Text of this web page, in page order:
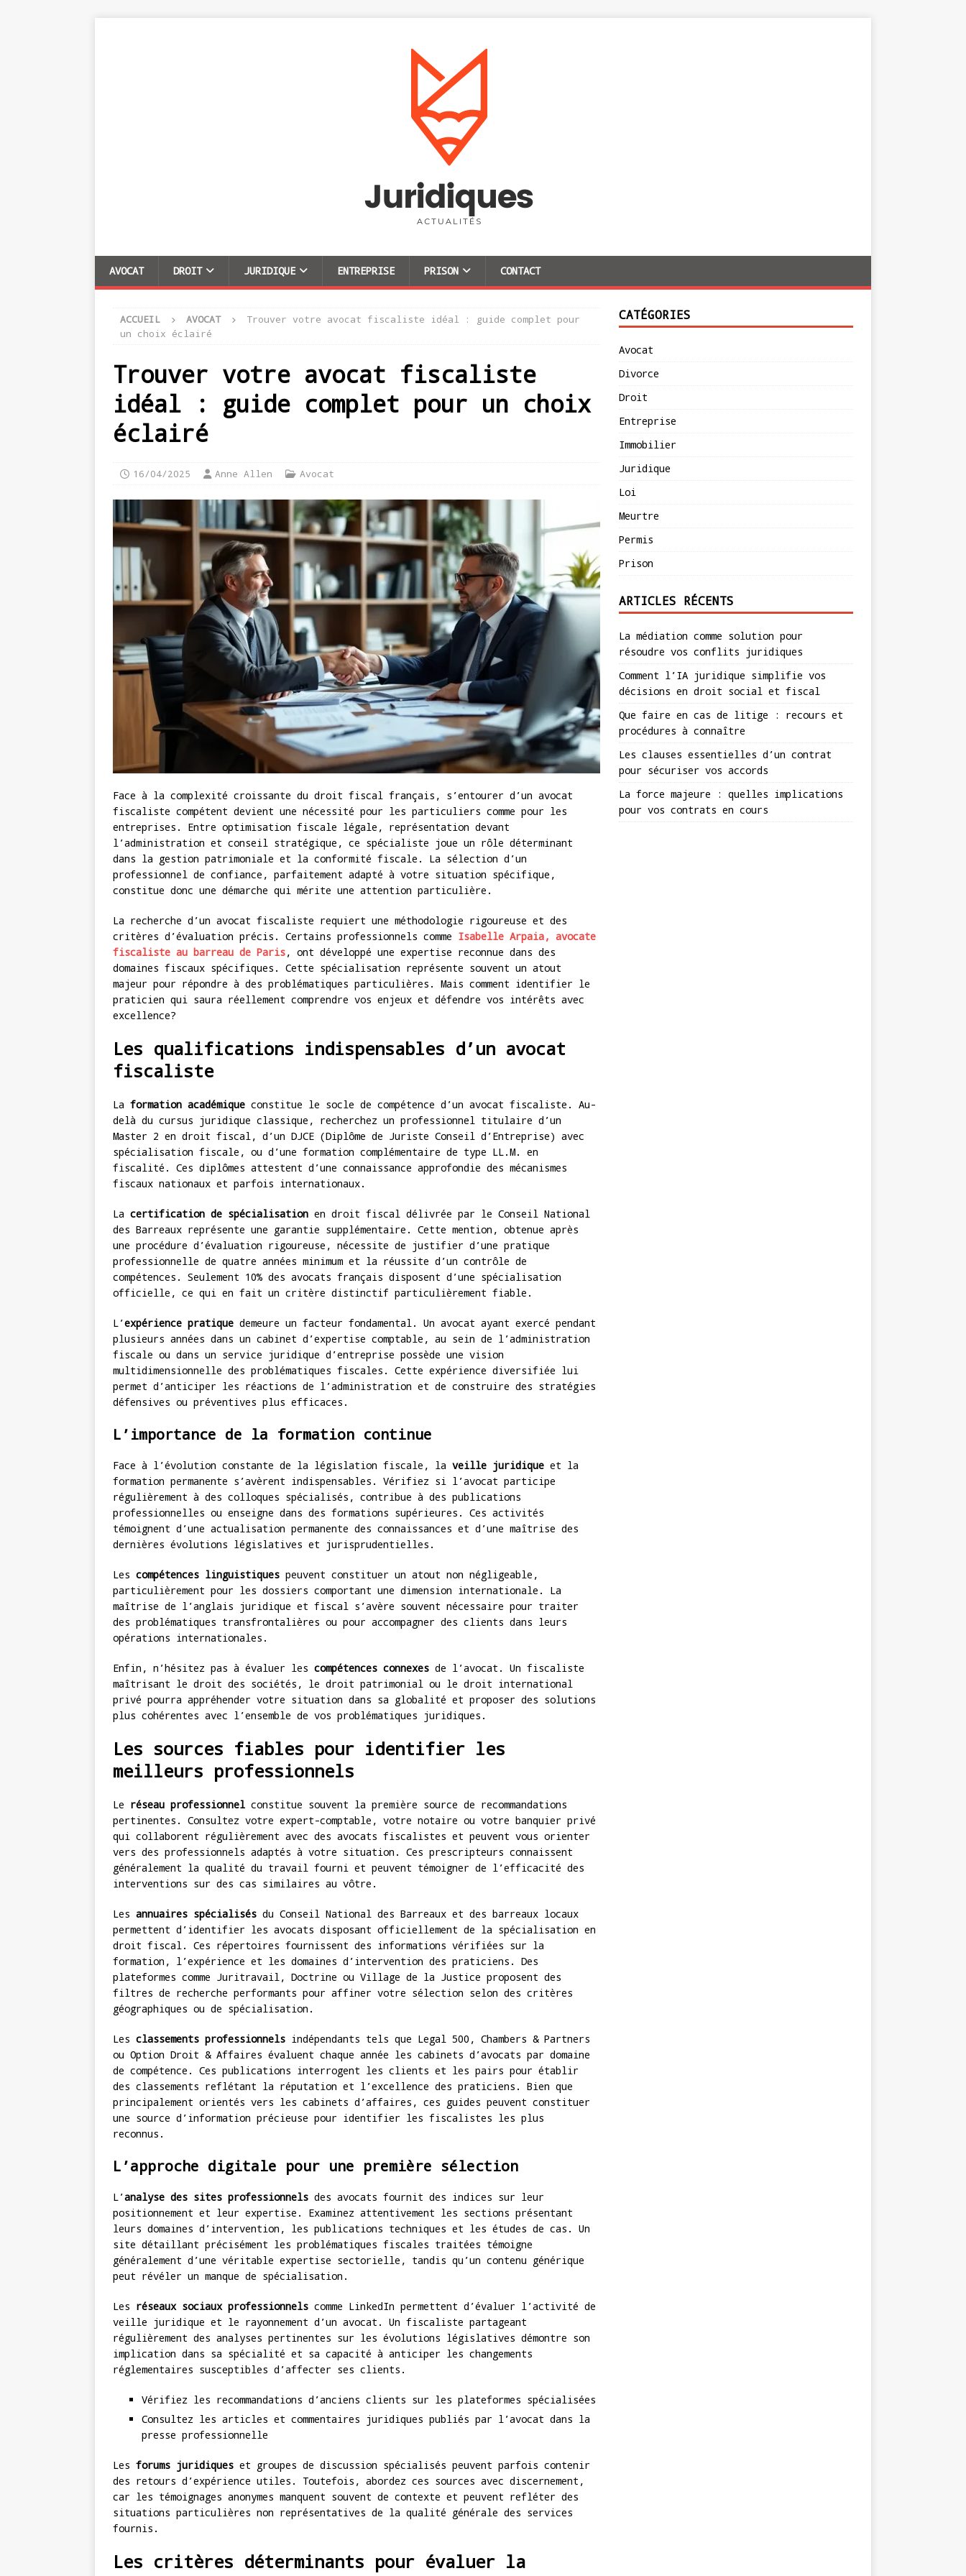
AVOCAT DROIT JURIDIQUE ENTREPRISE PRISON CONTACT
ACCUEIL AVOCAT
Trouver votre avocat fiscaliste idéal : guide complet pour
un choix éclairé
Trouver votre avocat fiscaliste
idéal : guide complet pour un choix
éclairé
16/04/2025 Anne Allen Avocat
Face à la complexité croissante du droit fiscal français, s’entourer d’un avocat
fiscaliste compétent devient une nécessité pour les particuliers comme pour les
entreprises. Entre optimisation fiscale légale, représentation devant
l’administration et conseil stratégique, ce spécialiste joue un rôle déterminant
dans la gestion patrimoniale et la conformité fiscale. La sélection d’un
professionnel de confiance, parfaitement adapté à votre situation spécifique,
constitue donc une démarche qui mérite une attention particulière.
La recherche d’un avocat fiscaliste requiert une méthodologie rigoureuse et des
critères d’évaluation précis. Certains professionnels comme Isabelle Arpaia, avocate
fiscaliste au barreau de Paris, ont développé une expertise reconnue dans des
domaines fiscaux spécifiques. Cette spécialisation représente souvent un atout
majeur pour répondre à des problématiques particulières. Mais comment identifier le
praticien qui saura réellement comprendre vos enjeux et défendre vos intérêts avec
excellence?
Les qualifications indispensables d’un avocat
fiscaliste
La formation académique constitue le socle de compétence d’un avocat fiscaliste. Au-
delà du cursus juridique classique, recherchez un professionnel titulaire d’un
Master 2 en droit fiscal, d’un DJCE (Diplôme de Juriste Conseil d’Entreprise) avec
spécialisation fiscale, ou d’une formation complémentaire de type LL.M. en
fiscalité. Ces diplômes attestent d’une connaissance approfondie des mécanismes
fiscaux nationaux et parfois internationaux.
La certification de spécialisation en droit fiscal délivrée par le Conseil National
des Barreaux représente une garantie supplémentaire. Cette mention, obtenue après
une procédure d’évaluation rigoureuse, nécessite de justifier d’une pratique
professionnelle de quatre années minimum et la réussite d’un contrôle de
compétences. Seulement 10% des avocats français disposent d’une spécialisation
officielle, ce qui en fait un critère distinctif particulièrement fiable.
L’expérience pratique demeure un facteur fondamental. Un avocat ayant exercé pendant
plusieurs années dans un cabinet d’expertise comptable, au sein de l’administration
fiscale ou dans un service juridique d’entreprise possède une vision
multidimensionnelle des problématiques fiscales. Cette expérience diversifiée lui
permet d’anticiper les réactions de l’administration et de construire des stratégies
défensives ou préventives plus efficaces.
L’importance de la formation continue
Face à l’évolution constante de la législation fiscale, la veille juridique et la
formation permanente s’avèrent indispensables. Vérifiez si l’avocat participe
régulièrement à des colloques spécialisés, contribue à des publications
professionnelles ou enseigne dans des formations supérieures. Ces activités
témoignent d’une actualisation permanente des connaissances et d’une maîtrise des
dernières évolutions législatives et jurisprudentielles.
Les compétences linguistiques peuvent constituer un atout non négligeable,
particulièrement pour les dossiers comportant une dimension internationale. La
maîtrise de l’anglais juridique et fiscal s’avère souvent nécessaire pour traiter
des problématiques transfrontalières ou pour accompagner des clients dans leurs
opérations internationales.
Enfin, n’hésitez pas à évaluer les compétences connexes de l’avocat. Un fiscaliste
maîtrisant le droit des sociétés, le droit patrimonial ou le droit international
privé pourra appréhender votre situation dans sa globalité et proposer des solutions
plus cohérentes avec l’ensemble de vos problématiques juridiques.
Les sources fiables pour identifier les
meilleurs professionnels
Le réseau professionnel constitue souvent la première source de recommandations
pertinentes. Consultez votre expert-comptable, votre notaire ou votre banquier privé
qui collaborent régulièrement avec des avocats fiscalistes et peuvent vous orienter
vers des professionnels adaptés à votre situation. Ces prescripteurs connaissent
généralement la qualité du travail fourni et peuvent témoigner de l’efficacité des
interventions sur des cas similaires au vôtre.
Les annuaires spécialisés du Conseil National des Barreaux et des barreaux locaux
permettent d’identifier les avocats disposant officiellement de la spécialisation en
droit fiscal. Ces répertoires fournissent des informations vérifiées sur la
formation, l’expérience et les domaines d’intervention des praticiens. Des
plateformes comme Juritravail, Doctrine ou Village de la Justice proposent des
filtres de recherche performants pour affiner votre sélection selon des critères
géographiques ou de spécialisation.
Les classements professionnels indépendants tels que Legal 500, Chambers & Partners
ou Option Droit & Affaires évaluent chaque année les cabinets d’avocats par domaine
de compétence. Ces publications interrogent les clients et les pairs pour établir
des classements reflétant la réputation et l’excellence des praticiens. Bien que
principalement orientés vers les cabinets d’affaires, ces guides peuvent constituer
une source d’information précieuse pour identifier les fiscalistes les plus
reconnus.
L’approche digitale pour une première sélection
L’analyse des sites professionnels des avocats fournit des indices sur leur
positionnement et leur expertise. Examinez attentivement les sections présentant
leurs domaines d’intervention, les publications techniques et les études de cas. Un
site détaillant précisément les problématiques fiscales traitées témoigne
généralement d’une véritable expertise sectorielle, tandis qu’un contenu générique
peut révéler un manque de spécialisation.
Les réseaux sociaux professionnels comme LinkedIn permettent d’évaluer l’activité de
veille juridique et le rayonnement d’un avocat. Un fiscaliste partageant
régulièrement des analyses pertinentes sur les évolutions législatives démontre son
implication dans sa spécialité et sa capacité à anticiper les changements
réglementaires susceptibles d’affecter ses clients.
Vérifiez les recommandations d’anciens clients sur les plateformes spécialisées
Consultez les articles et commentaires juridiques publiés par l’avocat dans la
presse professionnelle
Les forums juridiques et groupes de discussion spécialisés peuvent parfois contenir
des retours d’expérience utiles. Toutefois, abordez ces sources avec discernement,
car les témoignages anonymes manquent souvent de contexte et peuvent refléter des
situations particulières non représentatives de la qualité générale des services
fournis.
Les critères déterminants pour évaluer la
CATÉGORIES
Avocat
Divorce
Droit
Entreprise
Immobilier
Juridique
Loi
Meurtre
Permis
Prison
ARTICLES RÉCENTS
La médiation comme solution pour
résoudre vos conflits juridiques
Comment l’IA juridique simplifie vos
décisions en droit social et fiscal
Que faire en cas de litige : recours et
procédures à connaître
Les clauses essentielles d’un contrat
pour sécuriser vos accords
La force majeure : quelles implications
pour vos contrats en cours